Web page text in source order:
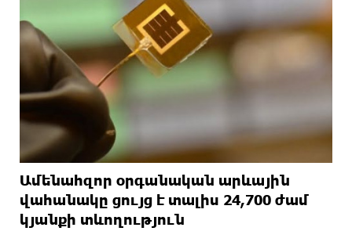
Ամենահզոր օրգանական արևային
վահանակը ցույց է տալիս 24,700 ժամ
կյանքի տևողություն